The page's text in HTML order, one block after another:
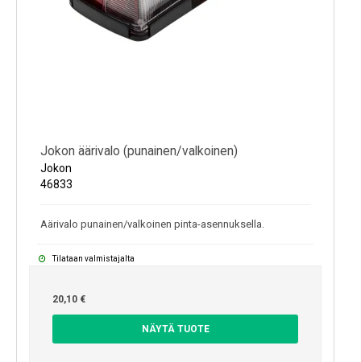
Jokon äärivalo (punainen/valkoinen)
Jokon
46833
Aärivalo punainen/valkoinen pinta-asennuksella.
Tilataan valmistajalta
20,10 €
NÄYTÄ TUOTE